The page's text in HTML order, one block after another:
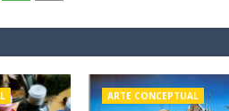
ARTE CONCEPTUAL